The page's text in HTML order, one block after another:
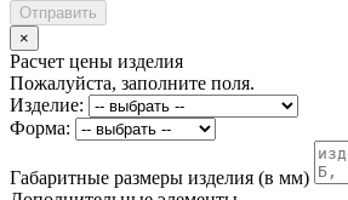
Отправить
×
Расчет цены изделия
Пожалуйста, заполните поля.
Изделие:
Форма:
Габаритные размеры изделия (в мм)